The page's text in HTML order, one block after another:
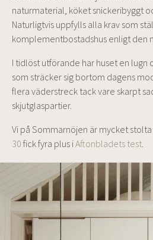
naturmaterial, köket snickeribyggt
Naturligtvis uppfylls alla krav som
komplementbostadshus enligt den
I tidlöst utförande har huset en
som sträcker sig bortom dagens
flera väderstreck tack vare skarpt
skjutglaspartier.
Vi på Sommarnöjen är mycket
30 fick fyra plus iAftonbladets test